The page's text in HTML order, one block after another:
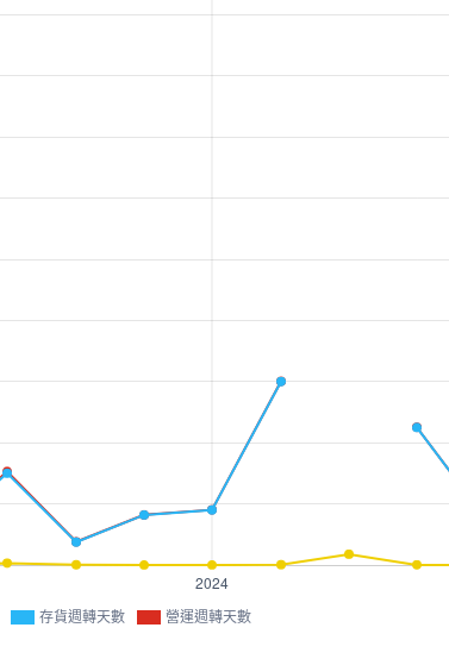
存貨週轉天數 營運週轉天數